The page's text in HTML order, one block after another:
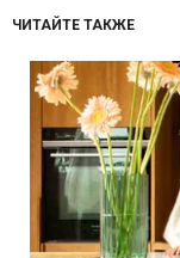
ЧИТАЙТЕ ТАКЖЕ